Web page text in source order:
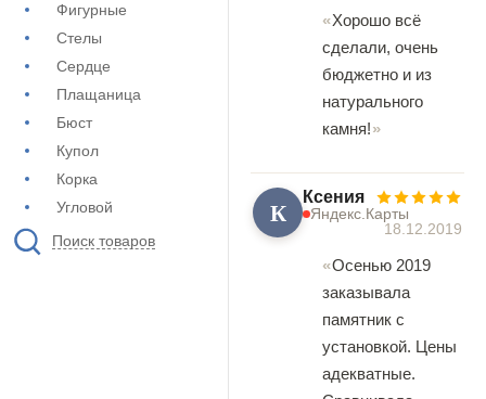
Фигурные
Стелы
Сердце
Плащаница
Бюст
Купол
Корка
Угловой
Поиск товаров
Хорошо всё
сделали, очень
бюджетно и из
натурального
камня!
К Ксения
Яндекс.Карты
18.12.2019
Осенью 2019
заказывала
памятник с
установкой. Цены
адекватные.